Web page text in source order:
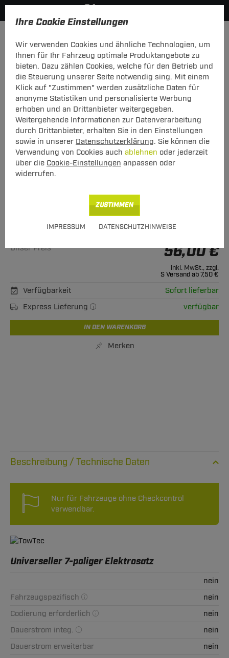
Ihre Cookie Einstellungen
Wir verwenden Cookies und ähnliche Technologien, um
Ihnen für Ihr Fahrzeug optimale Produktangebote zu
bieten. Dazu zählen Cookies, welche für den Betrieb und
die Steuerung unserer Seite notwendig sing. Mit einem
Klick auf "Zustimmen" werden zusätzliche Daten für
anonyme Statistiken und personalisierte Werbung
erhoben und an Drittanbieter weitergegeben.
Weitergehende Informationen zur Datenverarbeitung
durch Drittanbieter, erhalten Sie in den Einstellungen
sowie in unserer Datenschutzerklärung. Sie können die
Verwendung von Cookies auch ablehnen oder jederzeit
über die Cookie-Einstellungen anpassen oder
widerrufen.
IMPRESSUM DATENSCHUTZHINWEISE
ZUSTIMMEN
Hier geht's zur Fahrzeugübersicht: VW Golf III Cabrio
Neu
Elektrosatz 7-pol. von TowTec: VW Golf
III Cabrio Typ 1E7
Universeller 7-poliger Elektrosatz
Art.-Nr.
T247TT21-248
Alle passenden Modelle
Unser Preis
56,00 €
inkl. MwSt., zzgl.
S Versand ab 7,50 €
Verfügbarkeit
Sofort lieferbar
Express Lieferung
verfügbar
IN DEN WARENKORB
Merken
Technische Daten
Nur für Fahrzeuge ohne Checkcontrol
verwendbar.
Universeller 7-poliger Elektrosatz
nein
Fahrzeugspezifisch
nein
Codierung erforderlich
nein
Dauerstrom integ.
nein
Dauerstrom erweiterbar
nein